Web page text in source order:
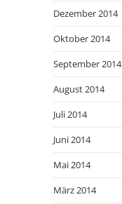
Dezember 2014
Oktober 2014
September 2014
August 2014
Juli 2014
Juni 2014
Mai 2014
März 2014